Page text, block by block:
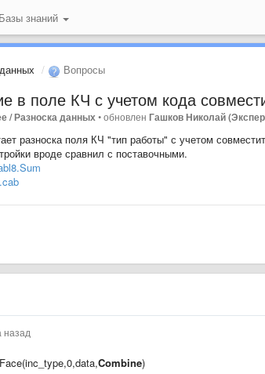
Базы знаний
Вопросы
в поле КЧ с учетом кода
/ Разноска данных •обновленГашков Николай
разноска поля КЧ "тип работы" с учетом
вроде сравнил с поставочными.
назад
Combine)